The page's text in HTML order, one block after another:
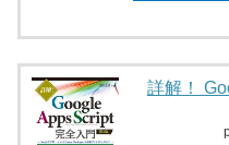
詳解！